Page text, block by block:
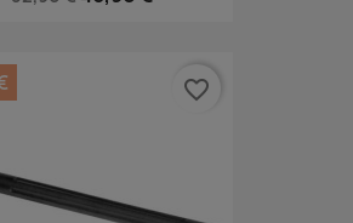
favorite_border